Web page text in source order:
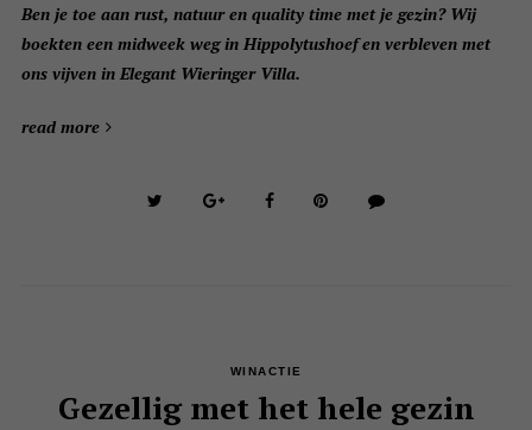
Ben je toe aan rust, natuur en quality time met je gezin? Wij
boekten een midweek weg in Hippolytushoef en verbleven met
ons vijven in Elegant Wieringer Villa.
read more
WINACTIE
Gezellig met het hele gezin